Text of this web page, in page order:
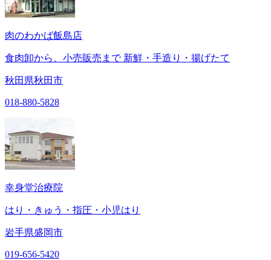
肉のわかば飯島店
食肉卸から、小売販売まで 新鮮・手造り・揚げたて
秋田県秋田市
018-880-5828
幸身堂治療院
はり・きゅう・指圧・小児はり
岩手県盛岡市
019-656-5420